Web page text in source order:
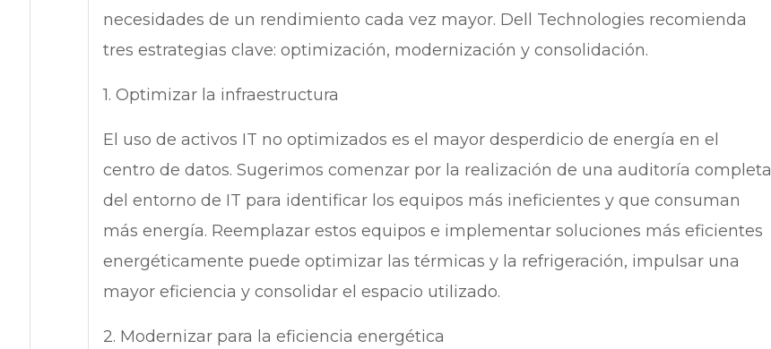
necesidades de un rendimiento cada vez mayor. Dell Technologies recomienda
tres estrategias clave: optimización, modernización y consolidación.
1. Optimizar la infraestructura
El uso de activos IT no optimizados es el mayor desperdicio de energía en el
centro de datos. Sugerimos comenzar por la realización de una auditoría completa
del entorno de IT para identificar los equipos más ineficientes y que consuman
más energía. Reemplazar estos equipos e implementar soluciones más eficientes
energéticamente puede optimizar las térmicas y la refrigeración, impulsar una
mayor eficiencia y consolidar el espacio utilizado.
2. Modernizar para la eficiencia energética